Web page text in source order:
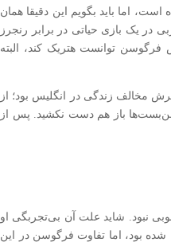
اما باید بگویم این دقیقا همان
یک بازی حیاتی در برابر رنجرز
توانست هتریک کند، البته
هم همسرش مخالف زندگی در انگلیس بود؛ از
بن‌بست‌ها باز هم دست نکشید. پس از
نبود. شاید علت آن بی‌تجربگی او
شده بود، اما تفاوت فرگوسن در این